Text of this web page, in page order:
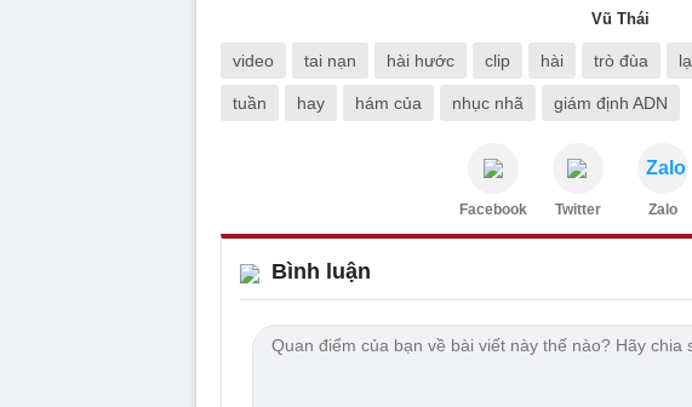
Vũ Thái
video tai nạn hài hước clip hài trò đùa lạ
tuần hay hám của nhục nhã giám định ADN
Facebook Twitter
Zalo
Zalo
Bình luận